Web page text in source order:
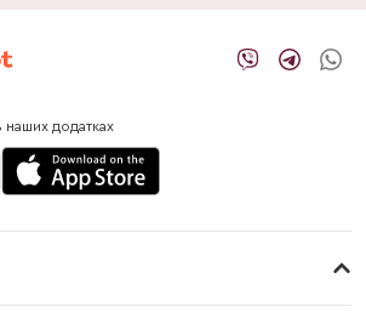
наших додатках